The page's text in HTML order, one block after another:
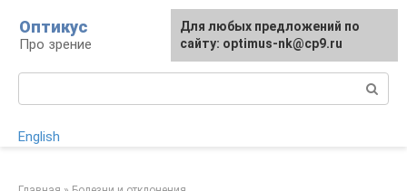
контенту
Оптикус
Про зрение
English
Для любых предложений по
сайту: optimus-nk@cp9.ru